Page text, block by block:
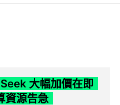
大幅加價在即
資源告急